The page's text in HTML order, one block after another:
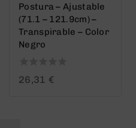
Postura – Ajustable
(71.1 – 121.9cm) –
Transpirable – Color
Negro
0
26,31 €